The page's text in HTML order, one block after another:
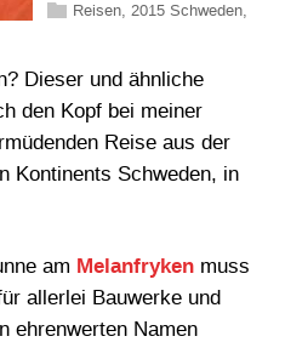
Reisen 2015 Schweden
Dieser und ähnliche
den Kopf bei meiner
Reise aus der
Kontinents Schweden, in
am Melanfryken muss
allerlei Bauwerke und
ehrenwerten Namen